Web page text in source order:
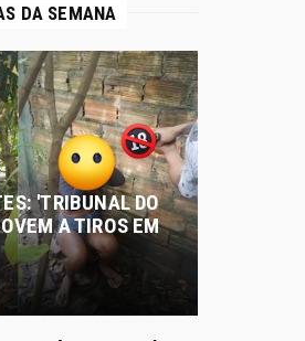
DA SEMANA
'TRIBUNAL DO
A TIROS EM